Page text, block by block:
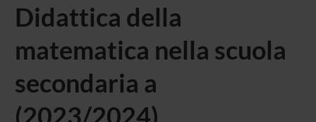
Didattica della
matematica nella scuola
secondaria a
(2023/2024)